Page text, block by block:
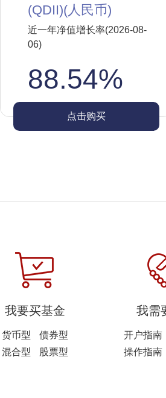
(QDII)(人民币)
近一年净值增长率(2026-08-
06)
88.54%
点击购买
我要买基金
货币型
债券型
混合型
股票型
我需
开户指南
操作指南